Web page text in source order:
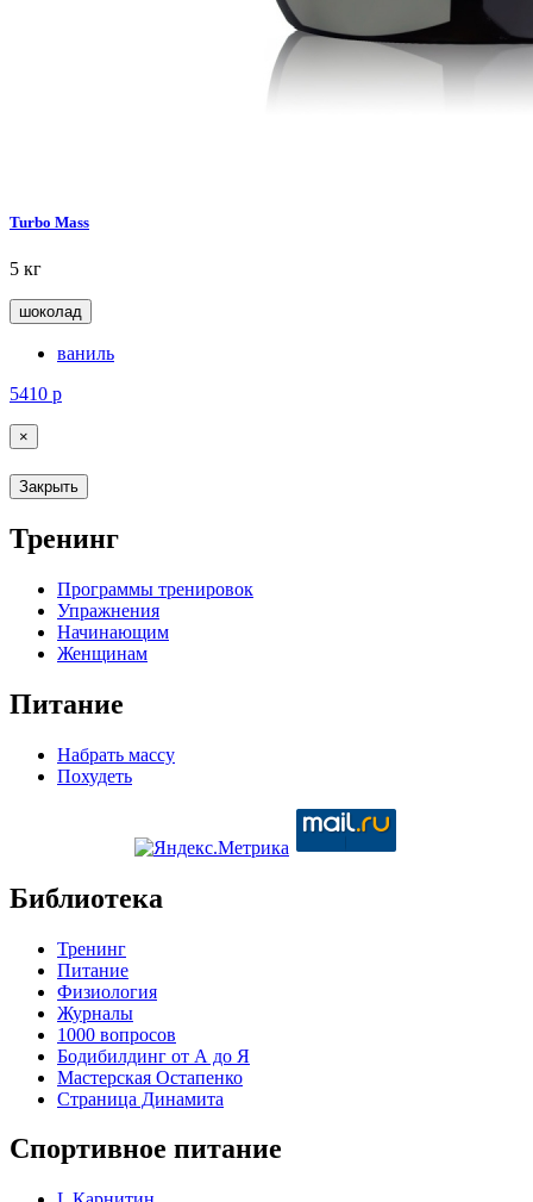
Turbo Mass
5 кг
шоколад
ваниль
5410 р
×
Закрыть
Тренинг
Программы тренировок
Упражнения
Начинающим
Женщинам
Питание
Набрать массу
Похудеть
Библиотека
Тренинг
Питание
Физиология
Журналы
1000 вопросов
Бодибилдинг от А до Я
Мастерская Остапенко
Страница Динамита
Спортивное питание